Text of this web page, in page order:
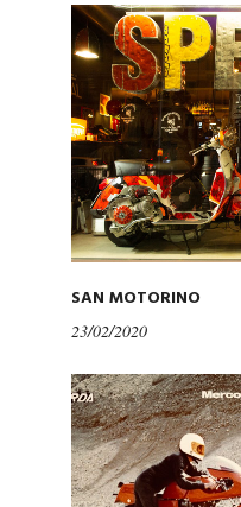
SAN MOTORINO
23/02/2020